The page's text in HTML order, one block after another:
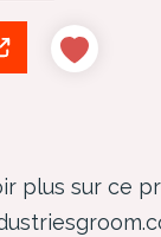
plus sur ce